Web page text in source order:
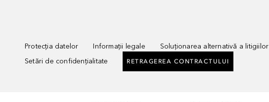
Protecția datelor Informații legale Soluționarea alternativă a litigiilor
Setări de confidențialitate
RETRAGEREA CONTRACTULUI